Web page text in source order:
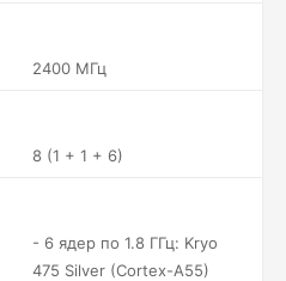
2400 МГц
8 (1 + 1 + 6)
- 6 ядер по 1.8 ГГц: Kryo
475 Silver (Cortex-A55)